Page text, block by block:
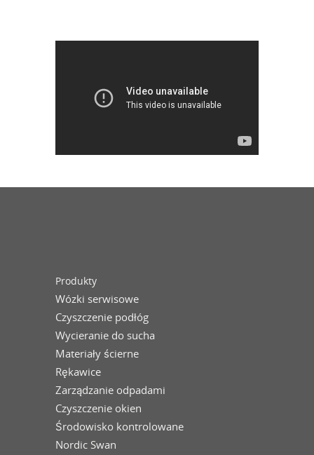
Produkty
Wózki serwisowe
Czyszczenie podłóg
Wycieranie do sucha
Materiały ścierne
Rękawice
Zarządzanie odpadami
Czyszczenie okien
Środowisko kontrolowane
Nordic Swan